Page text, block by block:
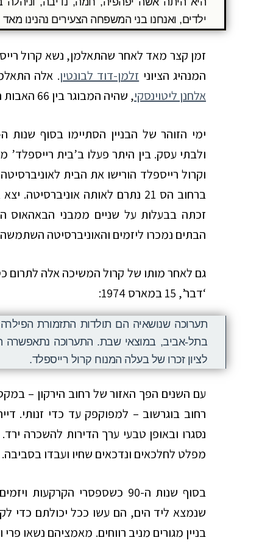
ילדים, ואנחנו בני המשפחה הצעירים נהנינו
זמן קצר מאד לאחר שהתאלמן, נשא קרול
המנהיג הציוני זלמן-דוד לבונטין. אלה
אלחנן ליטוינסקי, שהיה המבוגר בין 66 האבות המייסדים של העיר תל-אביב.
ולבתי עסק. בין היתר פעלו ב’בית רייספלד’
וקרול רייספלד הורישו את הבית
ברחוב הס 21 נתרם לאותה
זכתה בבעלות על שניים ממבני הבאהאוס
הבתים נמכרו ליזמים והאוניברסיטה
גם לאחר מותו של קרול המשיכה אלה לתרום
‘דבר’, 15 במארס 1974:
תערוכה שנושאיה הם תולדות התזמורת
בתל-אביב, במוצאי שבת. התערוכה נתאפשרה
לציון זכרו של בעלה המנוח קרול רייספלד.
עם השנים הפך האזור של רחוב הירקון –
רחוב בוגרשוב – למפוקפק עד כדי זנותי.
נסגרו ובאופן טבעי ערך הדירות להשכרה
מפלט לחלכאים ונדכאים שחיו ועבדו בסביבה.
בסוף שנות ה-90 כשספסרי
שנמצא ליד הים, הם עשו ככל יכולתם כדי
בניין מגורים מניב רווחים. מאמציהם נשאו